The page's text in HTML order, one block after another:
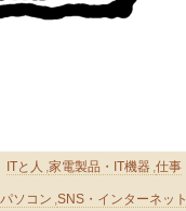
ITと人 家電製品・IT機器 仕事
パソコン SNS・インターネット